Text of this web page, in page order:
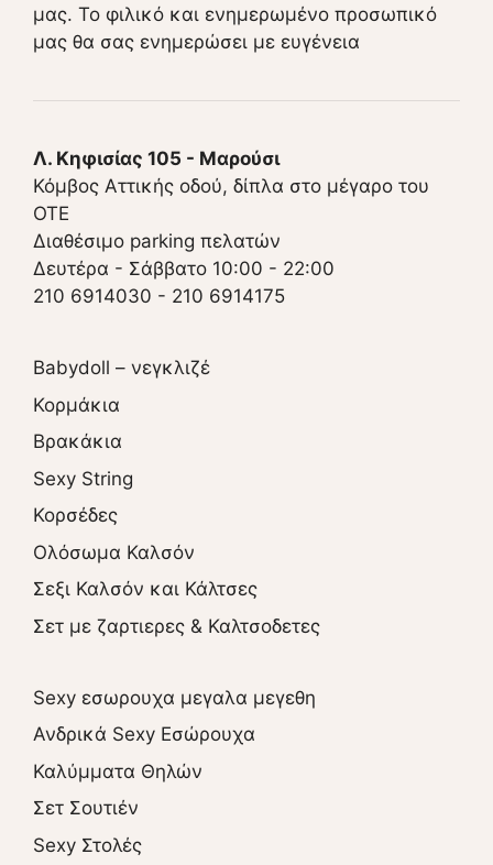
μας. Το φιλικό και ενημερωμένο προσωπικό
μας θα σας ενημερώσει με ευγένεια
Λ. Κηφισίας 105 - Μαρούσι
Κόμβος Αττικής οδού, δίπλα στο μέγαρο του
ΟΤΕ
Διαθέσιμο parking πελατών
Δευτέρα - Σάββατο 10:00 - 22:00
210 6914030 - 210 6914175
Babydoll – νεγκλιζέ
Κορμάκια
Βρακάκια
Sexy String
Κορσέδες
Ολόσωμα Καλσόν
Σεξι Καλσόν και Κάλτσες
Σετ με ζαρτιερες & Καλτσοδετες
Sexy εσωρουχα μεγαλα μεγεθη
Ανδρικά Sexy Εσώρουχα
Καλύμματα Θηλών
Σετ Σουτιέν
Sexy Στολές